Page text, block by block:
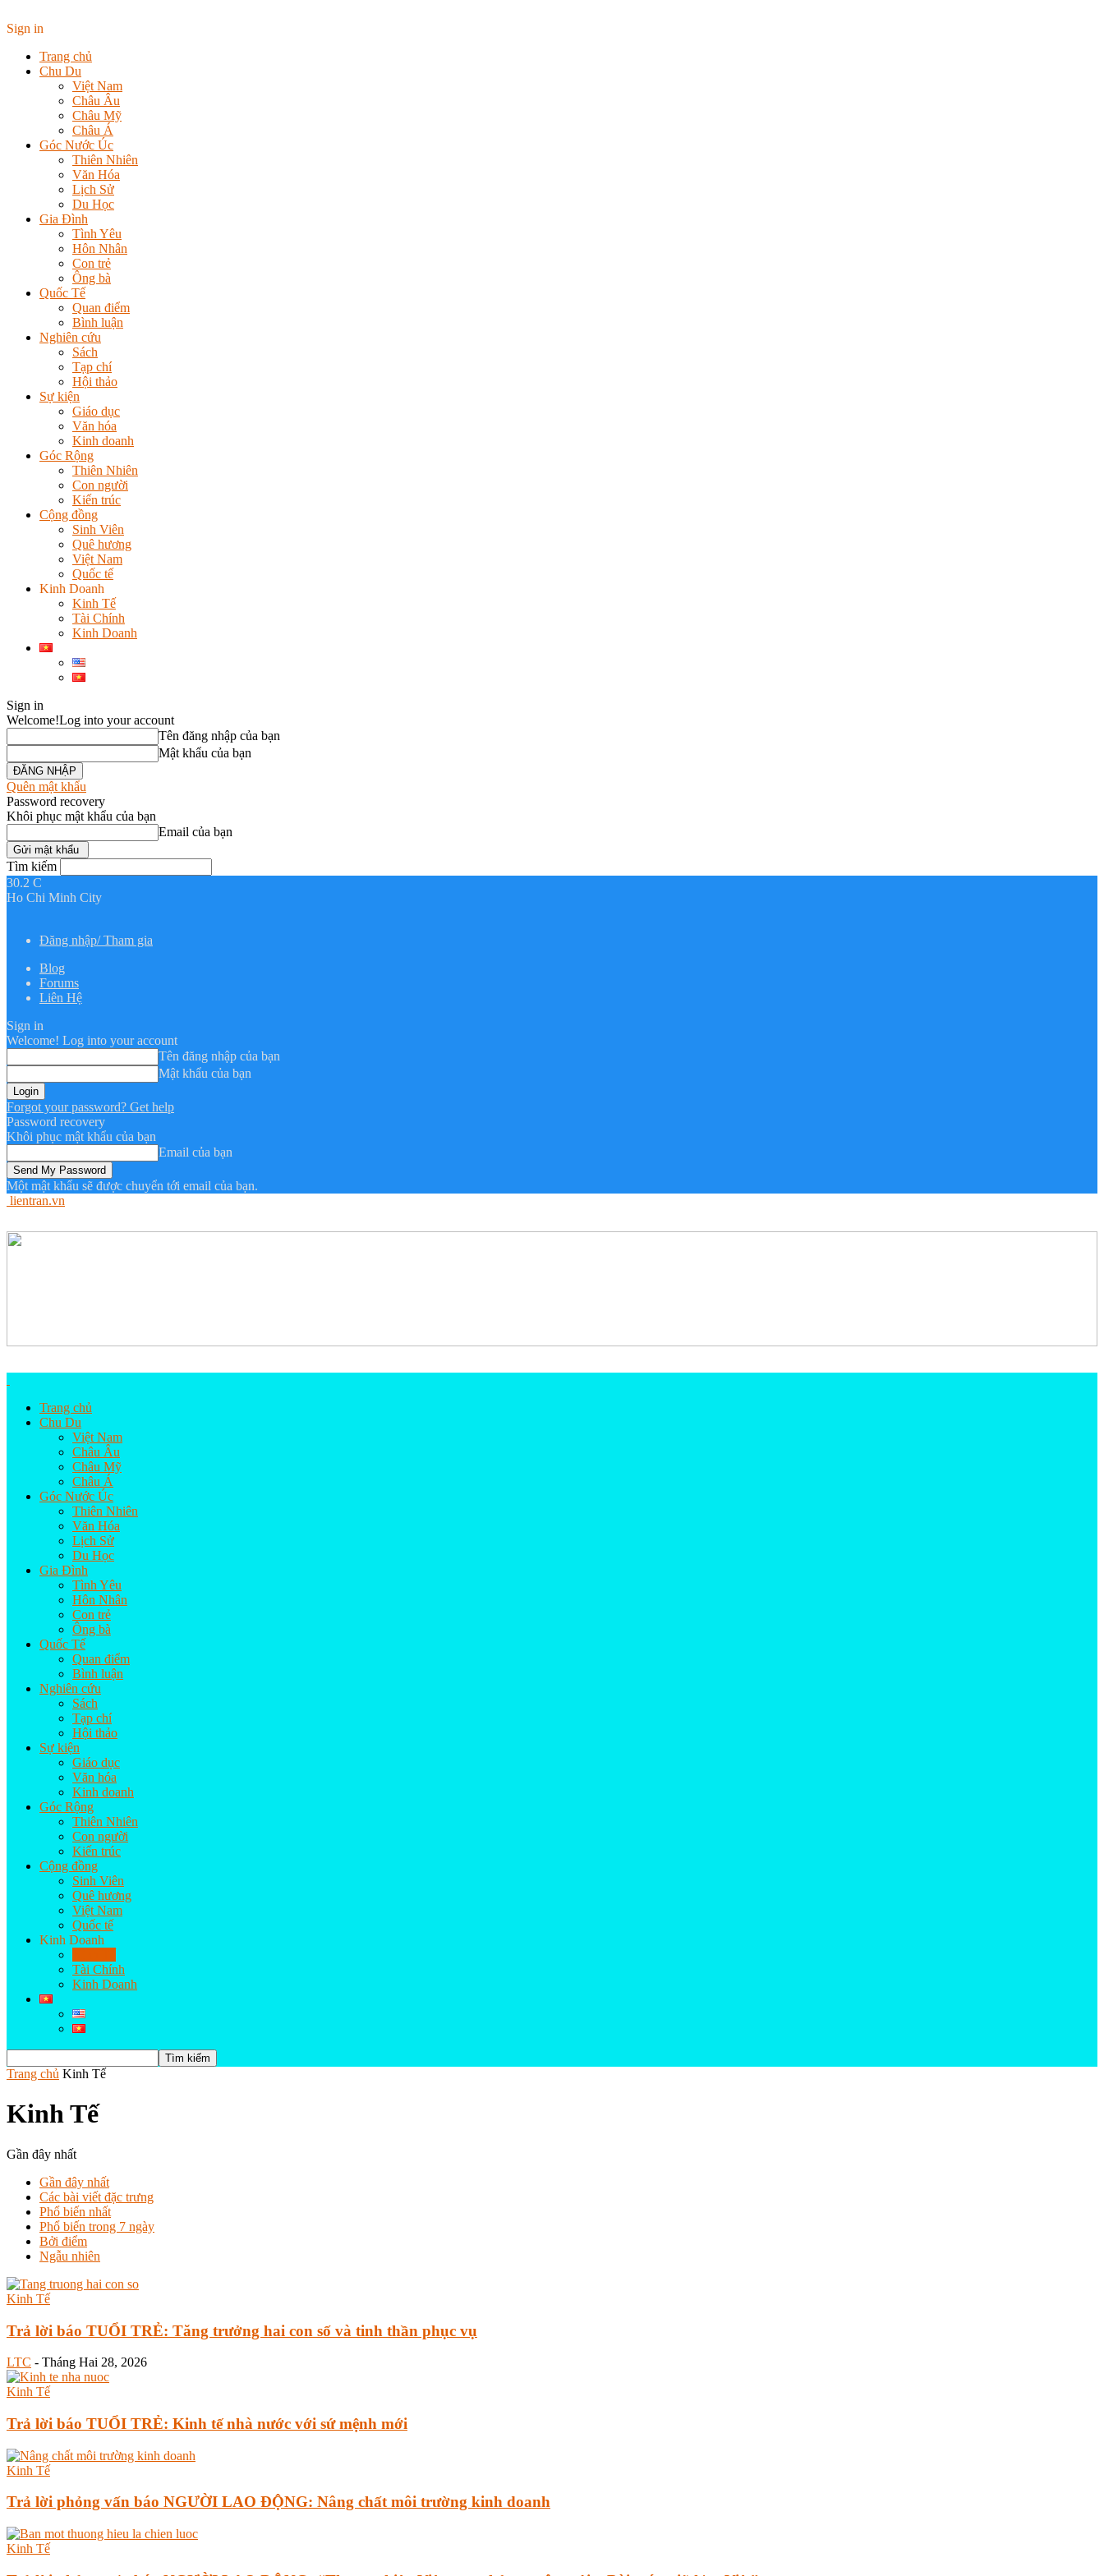
Sign in
Trang chủ
Chu Du
Việt Nam
Châu Âu
Châu Mỹ
Châu Á
Góc Nước Úc
Thiên Nhiên
Văn Hóa
Lịch Sử
Du Học
Gia Đình
Tình Yêu
Hôn Nhân
Con trẻ
Ông bà
Quốc Tế
Quan điểm
Bình luận
Nghiên cứu
Sách
Tạp chí
Hội thảo
Sự kiện
Giáo dục
Văn hóa
Kinh doanh
Góc Rộng
Thiên Nhiên
Con người
Kiến trúc
Cộng đồng
Sinh Viên
Quê hương
Việt Nam
Quốc tế
Kinh Doanh
Kinh Tế
Tài Chính
Kinh Doanh
Sign in
Welcome!Log into your account
Tên đăng nhập của bạn
Mật khẩu của bạn
Quên mật khẩu
Password recovery
Khôi phục mật khẩu của bạn
Email của bạn
Tìm kiếm
30.2 C
Ho Chi Minh City
Đăng nhập/ Tham gia
Blog
Forums
Liên Hệ
Sign in
Welcome! Log into your account
Tên đăng nhập của bạn
Mật khẩu của bạn
Forgot your password? Get help
Password recovery
Khôi phục mật khẩu của bạn
Email của bạn
Một mật khẩu sẽ được chuyển tới email của bạn.
lientran.vn
Trang chủ
Chu Du
Việt Nam
Châu Âu
Châu Mỹ
Châu Á
Góc Nước Úc
Thiên Nhiên
Văn Hóa
Lịch Sử
Du Học
Gia Đình
Tình Yêu
Hôn Nhân
Con trẻ
Ông bà
Quốc Tế
Quan điểm
Bình luận
Nghiên cứu
Sách
Tạp chí
Hội thảo
Sự kiện
Giáo dục
Văn hóa
Kinh doanh
Góc Rộng
Thiên Nhiên
Con người
Kiến trúc
Cộng đồng
Sinh Viên
Quê hương
Việt Nam
Quốc tế
Kinh Doanh
Tài Chính
Kinh Doanh
Trang chủ Kinh Tế
Kinh Tế
Gần đây nhất
Gần đây nhất
Các bài viết đặc trưng
Phổ biến nhất
Phổ biến trong 7 ngày
Bởi điểm
Ngẫu nhiên
Kinh Tế
Trả lời báo TUỔI TRẺ: Tăng trưởng hai con số và tinh thần phục vụ
LTC - Tháng Hai 28, 2026
Kinh Tế
Trả lời báo TUỔI TRẺ: Kinh tế nhà nước với sứ mệnh mới
Kinh Tế
Trả lời phỏng vấn báo NGƯỜI LAO ĐỘNG: Nâng chất môi trường kinh doanh
Kinh Tế